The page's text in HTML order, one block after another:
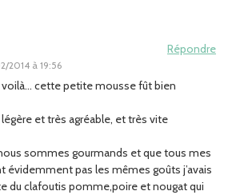
2014 à 19:56
Répondre
cette petite mousse fût bien
et très agréable, et très vite
sommes gourmands et que tous mes
évidemment pas les mêmes goûts j’avais
du clafoutis pomme,poire et nougat qui